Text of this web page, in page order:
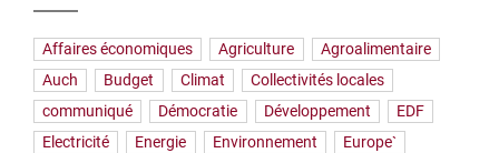
Affaires économiques Agriculture
Agroalimentaire
Auch
Budget Climat
Collectivités locales
communiqué
Démocratie Développement
EDF
Electricité
Energie Environnement
Europe`